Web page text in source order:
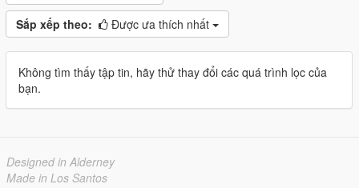
Sắp xếp theo: Được ưa thích nhất
Không tìm thấy tập tin, hãy thử thay đổi các quá trình lọc của
bạn.
Designed in Alderney
Made in Los Santos